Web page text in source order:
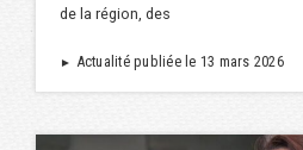
de la région, des
► Actualité publiée le 13 mars 2026